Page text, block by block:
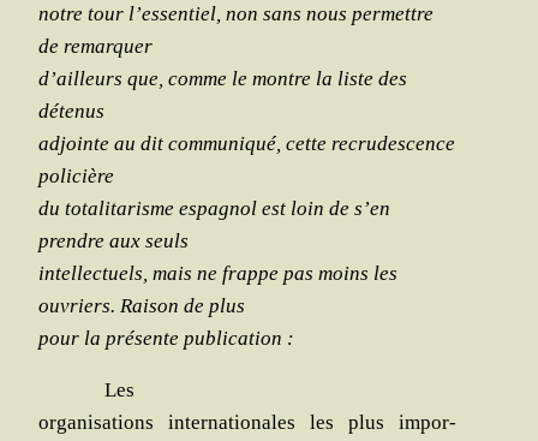
notre tour l’essentiel, non sans nous per­mettre
de remarquer
d’ailleurs que, comme le montre la liste des
détenus
adjointe au dit com­mu­ni­qué, cette recru­des­cence
policière
du tota­li­ta­risme espa­gnol est loin de s’en
prendre aux seuls
intel­lec­tuels, mais ne frappe pas moins les
ouvriers. Rai­son de plus
pour la pré­sente publication :
Les
orga­ni­sa­tions inter­na­tio­nales les plus impor­